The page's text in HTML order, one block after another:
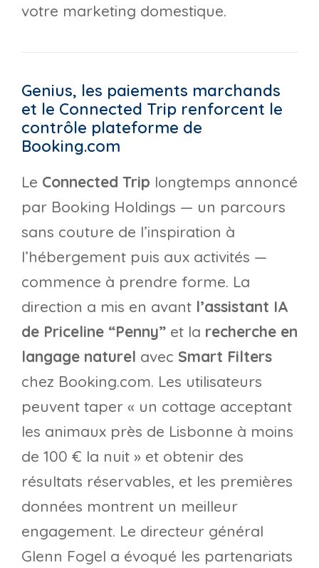
votre marketing domestique.
Genius, les paiements marchands
et le Connected Trip renforcent le
contrôle plateforme de
Booking.com
Le Connected Trip longtemps annoncé
par Booking Holdings — un parcours
sans couture de l’inspiration à
l’hébergement puis aux activités —
commence à prendre forme. La
direction a mis en avant l’assistant IA
de Priceline “Penny” et la recherche en
langage naturel avec Smart Filters
chez Booking.com. Les utilisateurs
peuvent taper « un cottage acceptant
les animaux près de Lisbonne à moins
de 100 € la nuit » et obtenir des
résultats réservables, et les premières
données montrent un meilleur
engagement. Le directeur général
Glenn Fogel a évoqué les partenariats